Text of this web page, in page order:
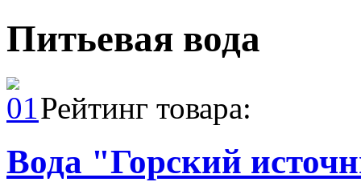
Питьевая вода
Рейтинг товара:
Вода "Горский